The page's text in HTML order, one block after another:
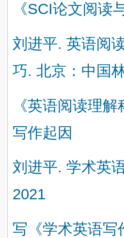
《SCI论文阅读
刘进平. 英语阅
巧. 北京：中国
《英语阅读理
写作起因
刘进平. 学术英
2021
写《学术英语写